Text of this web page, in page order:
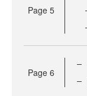
Page 5
Page 6